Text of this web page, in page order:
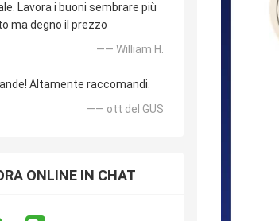
Lavora i buoni sembrare più
ma degno il prezzo
—— William H.
Altamente raccomandi.
—— ott del GUS
ONLINE IN CHAT